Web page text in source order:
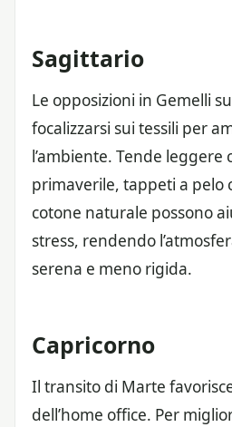
Sagittario
Le opposizioni in Gemelli
focalizzarsi sui tessili per
l’ambiente. Tende leggere
primaverile, tappeti a pelo
cotone naturale possono
stress, rendendo
serena e meno rigida.
Capricorno
Il transito di Marte
dell’home office. Per